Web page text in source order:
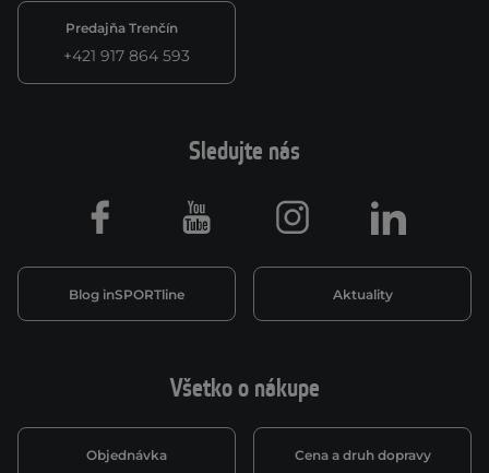
Predajňa Trenčín
+421 917 864 593
Všetko o nákupe
Objednávka Cena a druh dopravy
Sledujte nás
Blog inSPORTline Aktuality
Facebook Youtube Instagram LinkedIn